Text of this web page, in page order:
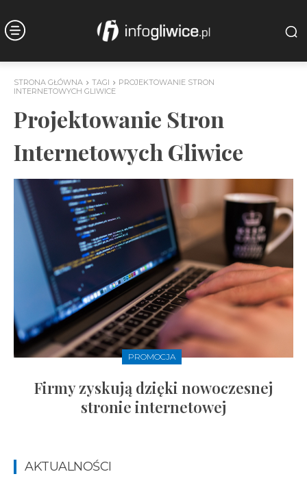
STRONA GŁÓWNA TAGI
PROJEKTOWANIE STRON
INTERNETOWYCH GLIWICE
Projektowanie Stron
Internetowych Gliwice
PROMOCJA
Firmy zyskują dzięki nowoczesnej
stronie internetowej
AKTUALNOŚCI